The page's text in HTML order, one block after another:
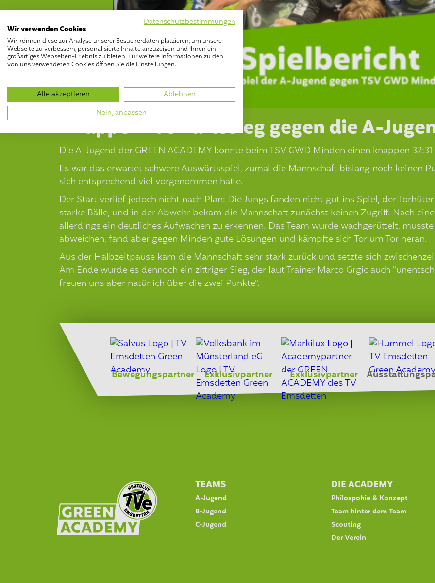
Knapper Auswärtssieg gegen die A-
Die A-Jugend der GREEN ACADEMY konnte beim TSV GWD Minden einen knappen
Es war das erwartet schwere Auswärtsspiel, zumal die Mannschaft bislang noch keinen
sich entsprechend viel vorgenommen hatte.
Der Start verlief jedoch nicht nach Plan: Die Jungs fanden nicht gut ins Spiel, der
starke Bälle, und in der Abwehr bekam die Mannschaft zunächst keinen Zugriff. Nach
allerdings ein deutliches Aufwachen zu erkennen. Das Team wurde wachgerüttelt,
abweichen, fand aber gegen Minden gute Lösungen und kämpfte sich Tor um Tor heran.
Aus der Halbzeitpause kam die Mannschaft sehr stark zurück und setzte sich
Am Ende wurde es dennoch ein zittriger Sieg, der laut Trainer Marco Grgic auch
freuen uns aber natürlich über die zwei Punkte".
Bewegungspartner Exklusivpartner Exklusivpartner
TEAMS
A-Jugend
B-Jugend
C-Jugend
DIE ACADEMY
Philospohie & Konzept
Team hinter dem Team
Scouting
Der Verein
Datenschutzbestimmungen
Wir verwenden Cookies
Wir können diese zur Analyse unserer Besucherdaten platzieren, um unsere
Webseite zu verbessern, personalisierte Inhalte anzuzeigen und Ihnen ein
großartiges Webseiten-Erlebnis zu bieten. Für weitere Informationen zu den
von uns verwendeten Cookies öffnen Sie die Einstellungen.
Alle akzeptieren
Ablehnen
Nein, anpassen